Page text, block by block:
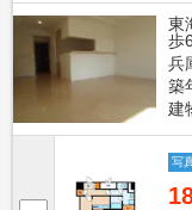
東
歩
兵
築
建
写